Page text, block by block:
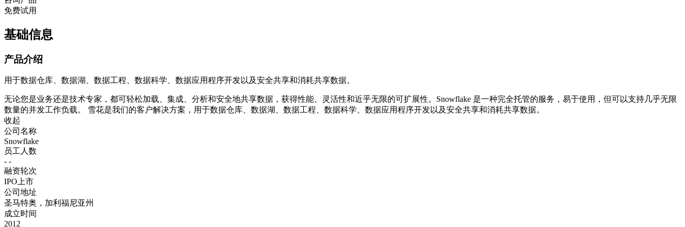
免费试用
基础信息
产品介绍
用于数据仓库、数据湖、数据工程、数据科学、数据应用程序开发以及安全共享和消耗共享数据。
无论您是业务还是技术专家，都可轻松加载、集成、分析和安全地共享数据，获得性能、灵活性和近乎无限的可扩展性。Snowflake 是一种完全托管的服务，易于使用，但可以支持几乎无限
数量的并发工作负载。 雪花是我们的客户解决方案，用于数据仓库、数据湖、数据工程、数据科学、数据应用程序开发以及安全共享和消耗共享数据。
收起
公司名称
Snowflake
员工人数
- -
融资轮次
IPO上市
公司地址
圣马特奥，加利福尼亚州
成立时间
2012